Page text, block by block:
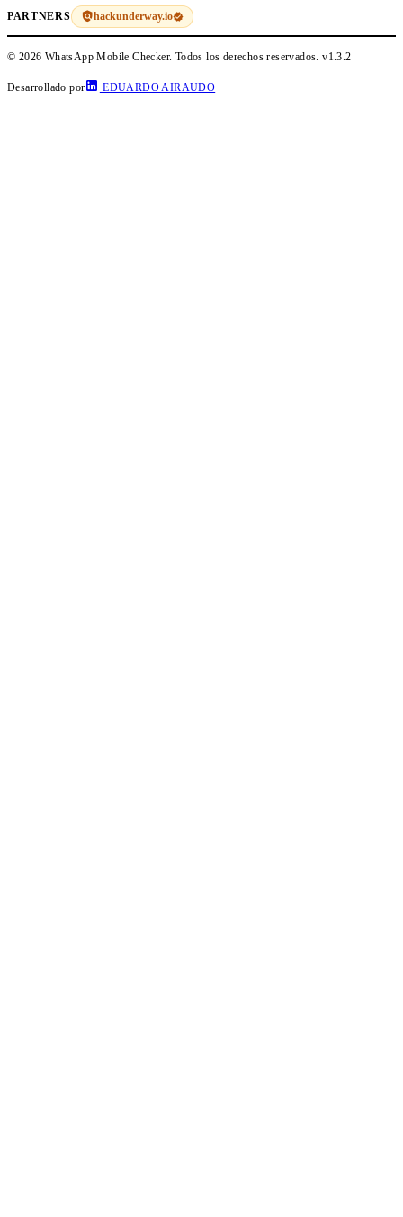
PARTNERS hackunderway.io
© 2026 WhatsApp Mobile Checker. Todos los derechos reservados.v1.3.2
Desarrollado por EDUARDO AIRAUDO